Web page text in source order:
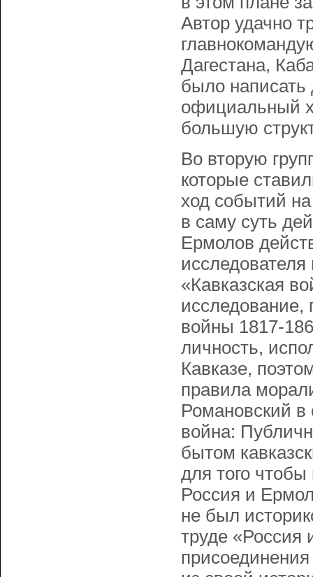
Автор удачно
Дагестана,
было написать
официальный
большую
Во вторую
которые
ход событий
в саму суть
Ермолов
«Кавказская
исследование,
войны 1817-
личность,
Кавказе,
правила
Романовский в
война:
бытом
для того чтобы
Россия и
не был
труде «Россия